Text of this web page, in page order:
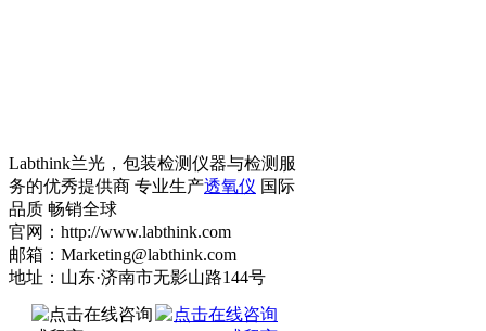
Labthink兰光，包装检测仪器与检测服
务的优秀提供商 专业生产透氧仪 国际
品质 畅销全球
官网：http://www.labthink.com
邮箱：Marketing@labthink.com
地址：山东·济南市无影山路144号